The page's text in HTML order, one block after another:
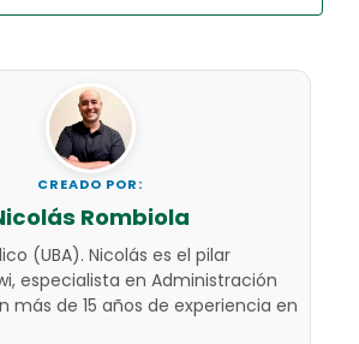
CREADO POR:
Rombiola
(UBA). Nicolás es el pilar
especialista en Administración
más de 15 años de experiencia en